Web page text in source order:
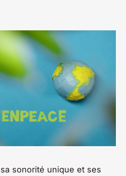
sonorité unique et ses